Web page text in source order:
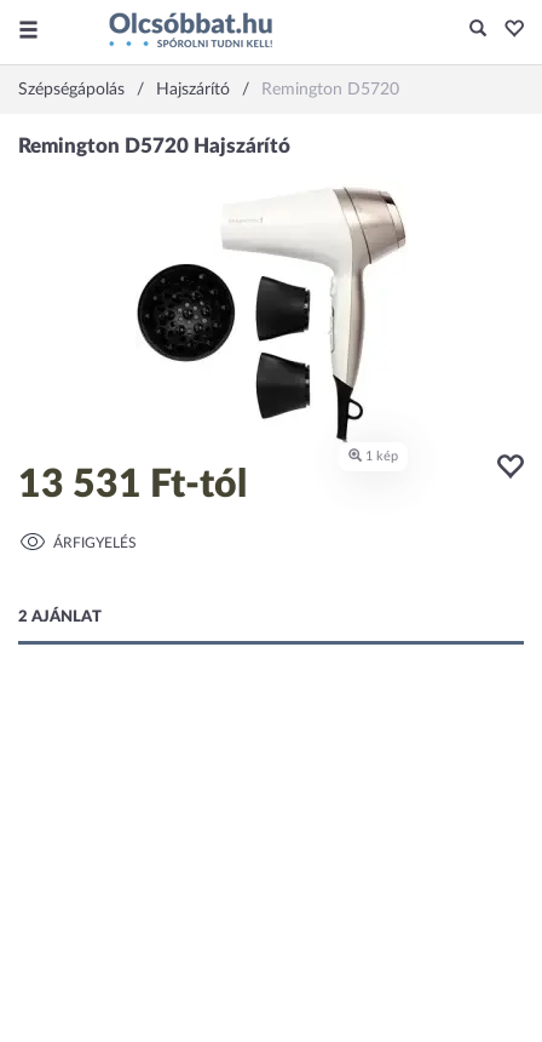
Szépségápolás Hajszárító Remington D5720
13 531 Ft-tól
ÁRFIGYELÉS
2 AJÁNLAT